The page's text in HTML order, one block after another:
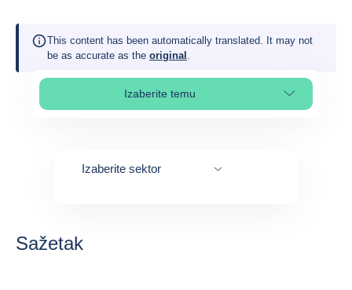
This content has been automatically translated. It may not
be as accurate as the original .
Izaberite temuSelect page section
Izaberite sektor
Sažetak